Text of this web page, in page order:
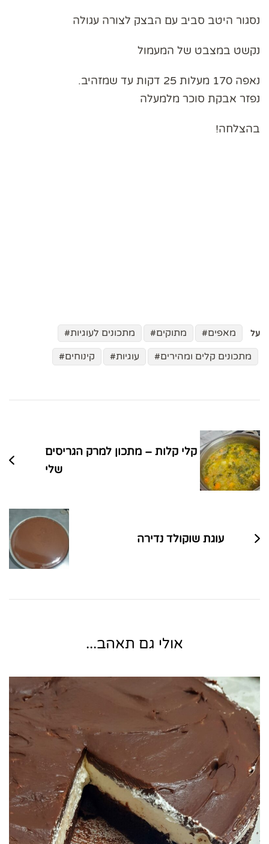
נסגור היטב סביב עם הבצק לצורה עגולה
נקשט במצבט של המעמול
נאפה 170 מעלות 25 דקות עד שמזהיב.
נפזר אבקת סוכר מלמעלה
בהצלחה!
על מאפים מתוקים
מתכונים לעוגיות
מתכונים קלים ומהירים
עוגיות קינוחים
בפוסטים
קלי קלות – מתכון למרק הגריסים
שלי
עוגת שוקולד נדירה
אולי גם תאהב...